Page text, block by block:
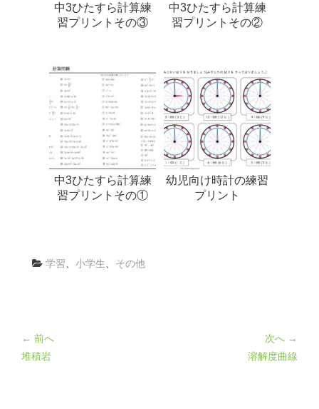
中3ひたすら計算練
習プリントその③
中3ひたすら計算練
習プリントその②
中3ひたすら計算練
習プリントその①
幼児向け時計の練習
プリント
学習、 小学生、 その他
← 前へ
堆積岩
次へ →
溶解度曲線